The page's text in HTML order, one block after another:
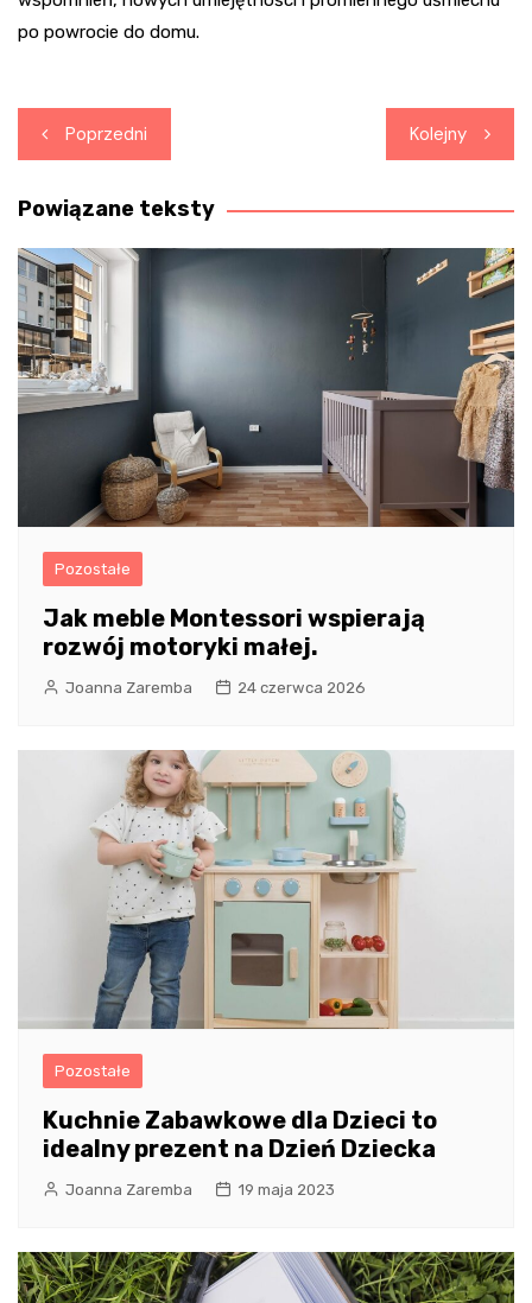
po powrocie do domu.
Nawigacja
wpisu
Poprzedni Kolejny
Powiązane teksty
Pozostałe
Jak meble Montessori wspierają
rozwój motoryki małej.
Joanna Zaremba 24 czerwca 2026
Pozostałe
Kuchnie Zabawkowe dla Dzieci to
idealny prezent na Dzień Dziecka
Joanna Zaremba 19 maja 2023